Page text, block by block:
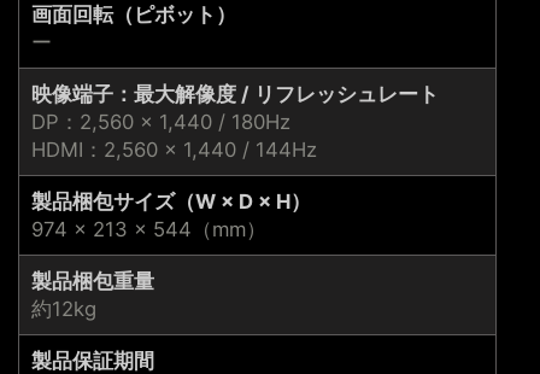
画面回転（ピボット）
ー
映像端子：最大解像度 / リフレッシュレート
DP：2,560 × 1,440 / 180Hz
HDMI：2,560 × 1,440 / 144Hz
製品梱包サイズ（W × D × H）
974 × 213 × 544（mm）
製品梱包重量
約12kg
製品保証期間